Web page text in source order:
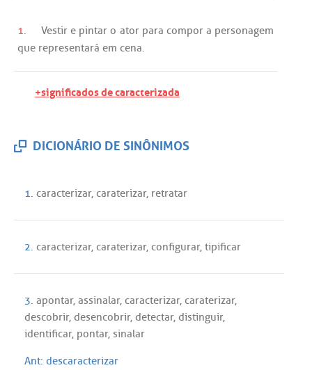
1. Vestir e pintar o ator para compor a personagem
que representará em cena.
+significados de caracterizada
DICIONÁRIO DE SINÔNIMOS
1. caracterizar, caraterizar, retratar
2. caracterizar, caraterizar, configurar, tipificar
3. apontar, assinalar, caracterizar, caraterizar,
descobrir, desencobrir, detectar, distinguir,
identificar, pontar, sinalar
Ant: descaracterizar